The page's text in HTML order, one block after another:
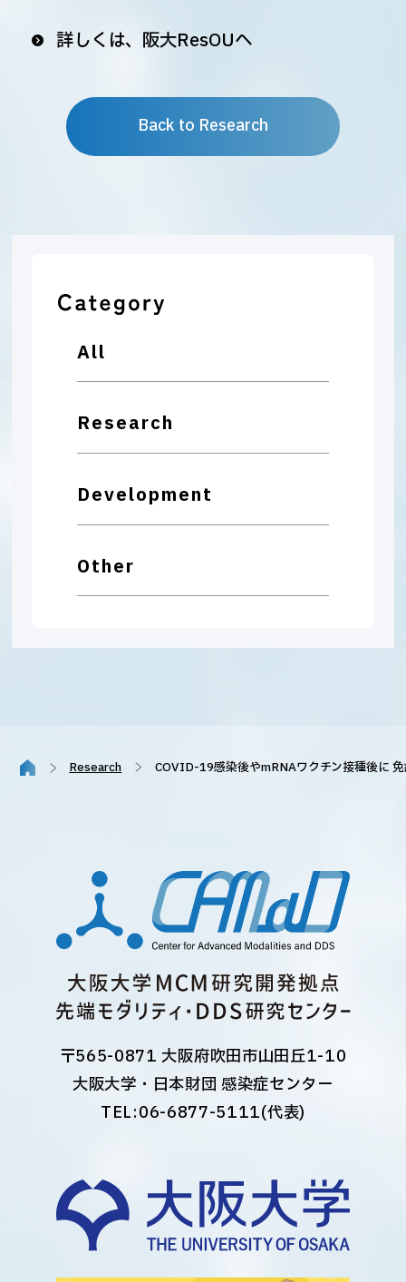
All
Research
Development
Other
詳しくは、阪大ResOUへ
Back to Research
Research COVID-19感染後やmRNAワクチン接種後に
〒565-0871 大阪府吹田市山田丘1-10
大阪大学・日本財団 感染症センター
TEL:06-6877-5111(代表)